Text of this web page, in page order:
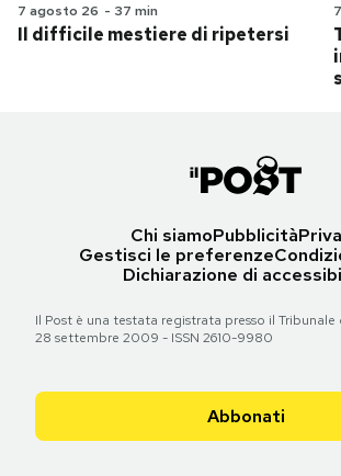
7 agosto 26 - 37 min
Il difficile mestiere di ripetersi
Chi siamoPubblicità
Gestisci le preferenze
Dichiarazione di
Il Post è una testata registrata presso il Tribunale
28 settembre 2009 - ISSN 2610-9980
Abbonati